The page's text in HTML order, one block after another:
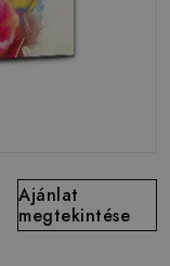
Ajánlat
megtekintése